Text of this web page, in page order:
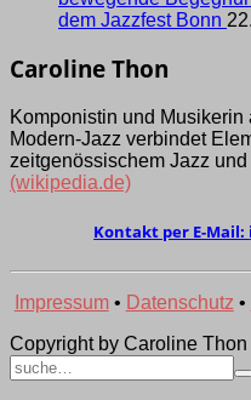
dem Jazzfest Bonn
Caroline Thon
Komponistin und
Modern-Jazz verbindet
zeit­genös­sischem Jazz und
(wikipedia.de)
Kontakt per E-Mail:
Impressum• Datenschutz •
Copyright by Caroline Thon